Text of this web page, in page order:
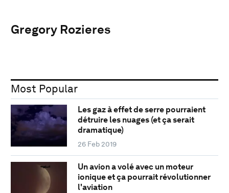
Gregory Rozieres
Most Popular
Les gaz à effet de serre pourraient
détruire les nuages (et ça serait
dramatique)
26 Feb 2019
Un avion a volé avec un moteur
ionique et ça pourrait révolutionner
l'aviation